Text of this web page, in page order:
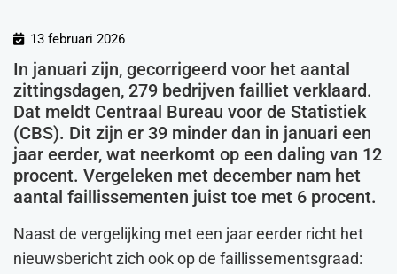
13 februari 2026
In januari zijn, gecorrigeerd voor het aantal
zittingsdagen, 279 bedrijven failliet verklaard.
Dat meldt Centraal Bureau voor de Statistiek
(CBS). Dit zijn er 39 minder dan in januari een
jaar eerder, wat neerkomt op een daling van 12
procent. Vergeleken met december nam het
aantal faillissementen juist toe met 6 procent.
Naast de vergelijking met een jaar eerder richt het
nieuwsbericht zich ook op de faillissementsgraad: